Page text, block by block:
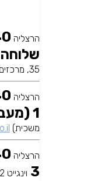
הרצליה
שלוחה 2 (חנות + זאפ)
35, מרכזים 2001 (כניסה D)
הרצליה
1 (מעבדה ראשית)
משכית)
הרצליה
3 וינגייט 42, כיכר דה שליט